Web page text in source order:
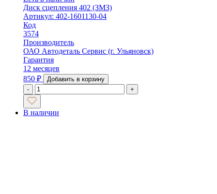
Диск сцепления 402 (ЗМЗ)
Артикул: 402-1601130-04
Код
3574
Производитель
ОАО Автодеталь Сервис (г. Ульяновск)
Гарантия
12 месяцев
850 ₽
Добавить в корзину
-
+
В наличии